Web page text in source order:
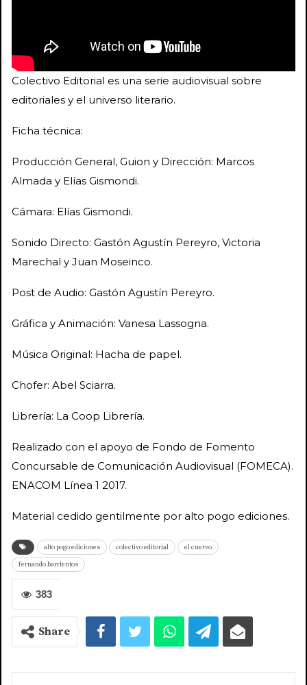
Colectivo Editorial es una serie audiovisual sobre
editoriales y el universo literario.
Ficha técnica:
Producción General, Guion y Dirección: Marcos
Almada y Elías Gismondi.
Cámara: Elías Gismondi.
Sonido Directo: Gastón Agustín Pereyro, Victoria
Marechal y Juan Moseinco.
Post de Audio: Gastón Agustín Pereyro.
Gráfica y Animación: Vanesa Lassogna.
Música Original: Hacha de papel.
Chofer: Abel Sciarra.
Librería: La Coop Librería.
Realizado con el apoyo de Fondo de Fomento
Concursable de Comunicación Audiovisual (FOMECA).
ENACOM Línea 1 2017.
Material cedido gentilmente por alto pogo ediciones.
alto pogo ediciones colectivo editorial el cuervo
fernando barrientos
383
Share